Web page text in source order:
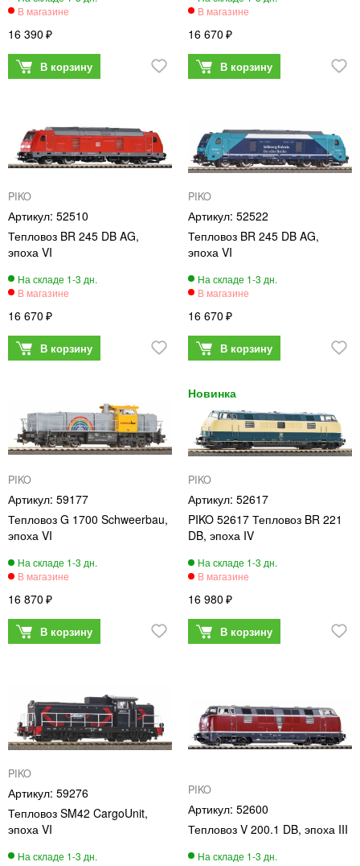
16 390 16 670
PIKO
52510
Тепловоз BR 245 DB AG,
эпоха VI
16 670
PIKO
52522
Тепловоз BR 245 DB AG,
эпоха VI
16 670
PIKO
59177
Тепловоз G 1700 Schweerbau,
эпоха VI
16 870
PIKO
52617
PIKO 52617 Тепловоз BR 221
DB, эпоха IV
16 980
PIKO
59276
Тепловоз SM42 CargoUnit,
эпоха VI
PIKO
52600
Тепловоз V 200.1 DB, эпоха III